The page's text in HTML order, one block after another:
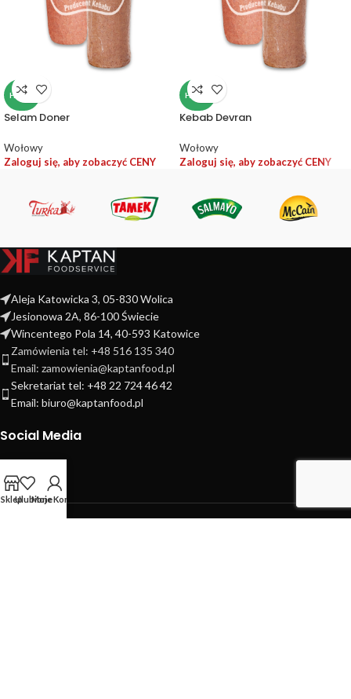
HALAL
Selam Doner
Wołowy
Zaloguj się, aby zobaczyć CENY
HALAL
Kebab Devran
Wołowy
Zaloguj się, aby zobaczyć CENY
Aleja Katowicka 3, 05-830 Wolica
Jesionowa 2A, 86-100 Świecie
Wincentego Pola 14, 40-593 Katowice
Zamówienia tel: +48 516 135 340
Email: zamowienia@kaptanfood.pl
Sekretariat tel: +48 22 724 46 42
Email: biuro@kaptanfood.pl
Social Media
SklepUlubione
Moje Konto